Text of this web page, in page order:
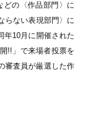
どの〈作品部門〉に
らない表現部門〉に
年10月に開催された
!!」で来場者投票を
審査員が厳選した作